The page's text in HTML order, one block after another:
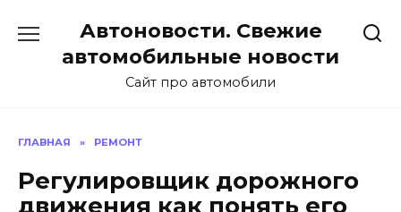
содержанию
Автоновости. Свежие
автомобильные новости
Сайт про автомобили
ГЛАВНАЯ » РЕМОНТ
Регулировщик дорожного
движения как понять его